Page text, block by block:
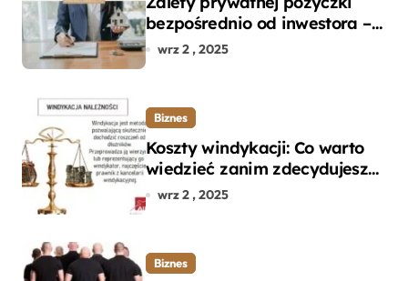
bezpośrednio od inwestora –
dlaczego warto?
wrz 2 , 2025
Biznes
Koszty windykacji: Co warto
wiedzieć zanim zdecydujesz
się na odzyskanie długu?
wrz 2 , 2025
Biznes